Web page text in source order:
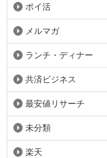
ポイ活
メルマガ
ランチ・ディナー
共済ビジネス
最安値リサーチ
未分類
楽天